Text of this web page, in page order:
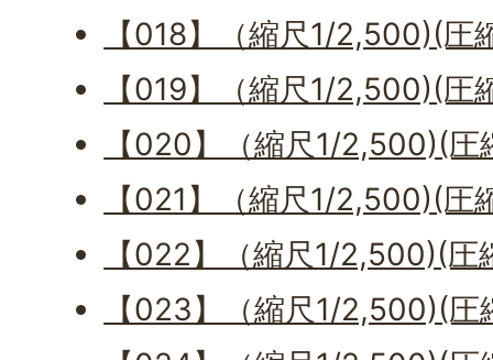
【018】（縮尺1/2,500)(
【019】（縮尺1/2,500)(
【020】（縮尺1/2,500)(
【021】（縮尺1/2,500)(
【022】（縮尺1/2,500)(
【023】（縮尺1/2,500)(